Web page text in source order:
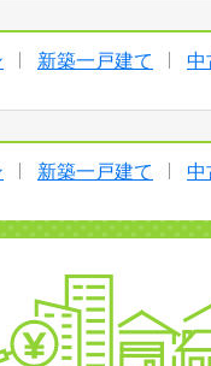
新築一戸建て 中
新築一戸建て 中